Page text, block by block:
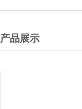
产品展示